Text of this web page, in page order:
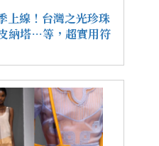
線！台灣之光珍珠
納塔…等，超實用符